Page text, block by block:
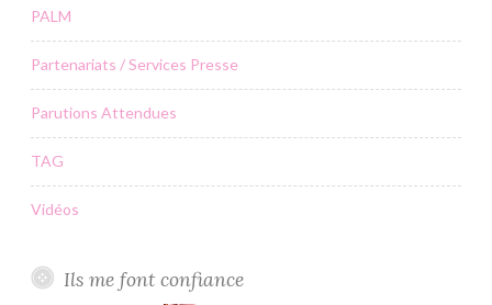
PALM
Partenariats / Services Presse
Parutions Attendues
TAG
Vidéos
Ils me font confiance